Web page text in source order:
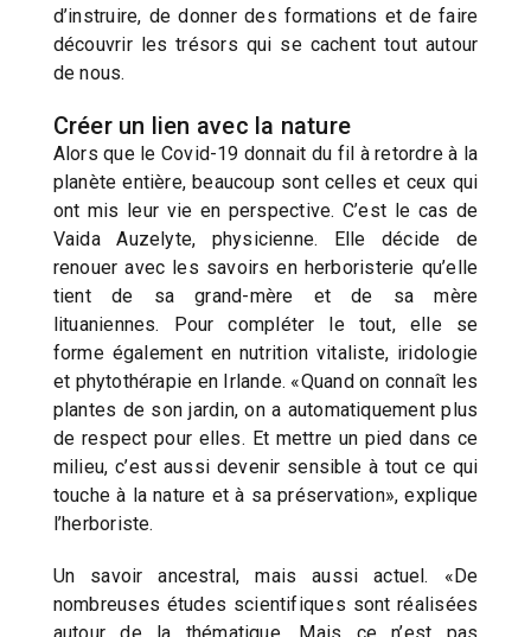
d’instruire, de donner des formations et de faire
découvrir les trésors qui se cachent tout autour
de nous.
Créer un lien avec la nature
Alors que le Covid-19 donnait du fil à retordre à la
planète entière, beaucoup sont celles et ceux qui
ont mis leur vie en perspective. C’est le cas de
Vaida Auzelyte, physicienne. Elle décide de
renouer avec les savoirs en herboristerie qu’elle
tient de sa grand-mère et de sa mère
lituaniennes. Pour compléter le tout, elle se
forme également en nutrition vitaliste, iridologie
et phytothérapie en Irlande. «Quand on connaît les
plantes de son jardin, on a automatiquement plus
de respect pour elles. Et mettre un pied dans ce
milieu, c’est aussi devenir sensible à tout ce qui
touche à la nature et à sa préservation», explique
l’herboriste.
Un savoir ancestral, mais aussi actuel. «De
nombreuses études scientifiques sont réalisées